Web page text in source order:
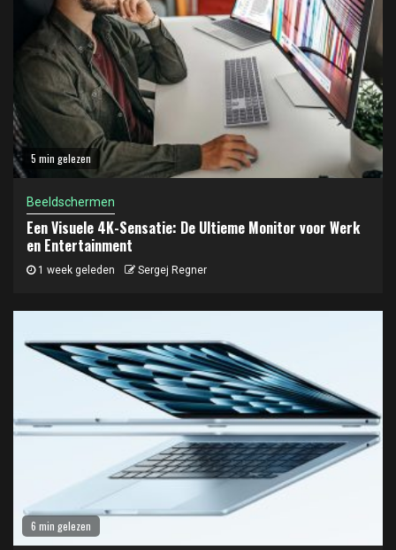
5 min gelezen
Beeldschermen
Een Visuele 4K-Sensatie: De Ultieme Monitor voor Werk
en Entertainment
1 week geleden Sergej Regner
6 min gelezen